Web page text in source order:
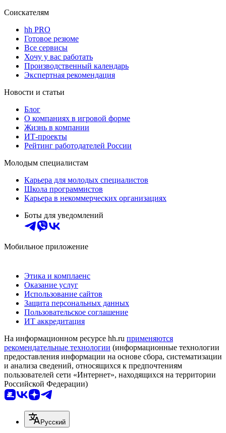
Соискателям
hh PRO
Готовое резюме
Все сервисы
Хочу у вас работать
Производственный календарь
Экспертная рекомендация
Новости и статьи
Блог
О компаниях в игровой форме
Жизнь в компании
ИТ-проекты
Рейтинг работодателей России
Молодым специалистам
Карьера для молодых специалистов
Школа программистов
Карьера в некоммерческих организациях
Боты для уведомлений
Мобильное приложение
Этика и комплаенс
Оказание услуг
Использование сайтов
Защита персональных данных
Пользовательское соглашение
ИТ аккредитация
На информационном ресурсе hh.ru применяются
рекомендательные технологии (информационные технологии
предоставления информации на основе сбора, систематизации
и анализа сведений, относящихся к предпочтениям
пользователей сети «Интернет», находящихся на территории
Российской Федерации)
Русский